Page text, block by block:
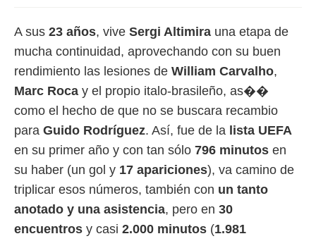
A sus 23 años, vive Sergi Altimira una etapa de
mucha continuidad, aprovechando con su buen
rendimiento las lesiones de William Carvalho,
Marc Roca y el propio italo-brasileño, as��
como el hecho de que no se buscara recambio
para Guido Rodríguez. Así, fue de la lista UEFA
en su primer año y con tan sólo 796 minutos en
su haber (un gol y 17 apariciones), va camino de
triplicar esos números, también con un tanto
anotado y una asistencia, pero en 30
encuentros y casi 2.000 minutos (1.981